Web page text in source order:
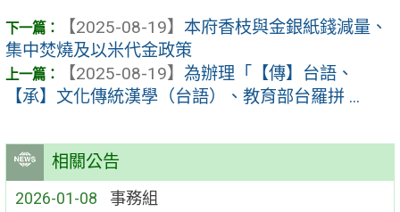
相關公告
2026-01-08 事務組
【2025-08-19】 本府香枝與金銀紙錢減量、
集中焚燒及以米代金政策
【2025-08-19】 為辦理「【傳】台語、
【承】文化傳統漢學（台語）、教育部台羅拼 ...